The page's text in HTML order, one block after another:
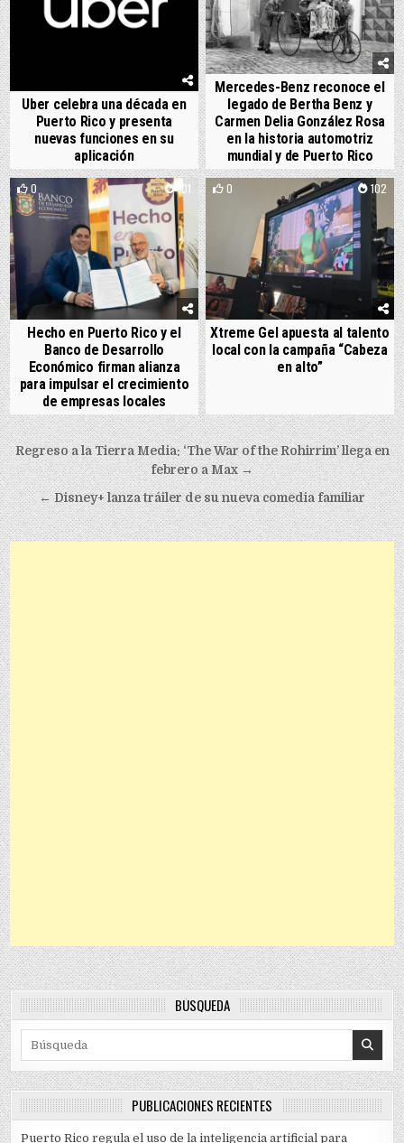
Uber celebra una década en
Puerto Rico y presenta
nuevas funciones en su
aplicación
Mercedes-Benz reconoce el
legado de Bertha Benz y
Carmen Delia González Rosa
en la historia automotriz
mundial y de Puerto Rico
0 101
Hecho en Puerto Rico y el
Banco de Desarrollo
Económico firman alianza
para impulsar el crecimiento
de empresas locales
0 102
Xtreme Gel apuesta al talento
local con la campaña “Cabeza
en alto”
Post navigation
Regreso a la Tierra Media: ‘The War of the Rohirrim’ llega en
febrero a Max →
← Disney+ lanza tráiler de su nueva comedia familiar
BÚSQUEDA
PUBLICACIONES RECIENTES
Puerto Rico regula el uso de la inteligencia artificial para